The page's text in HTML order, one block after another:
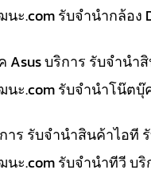
ะ.com รับจำนำกล้อง
Asus บริการ รับจำน
ะ.com รับจำนำโน๊ต
าร รับจำนำสินค้าไอที
ะ.com รับจำนำทีวี บ